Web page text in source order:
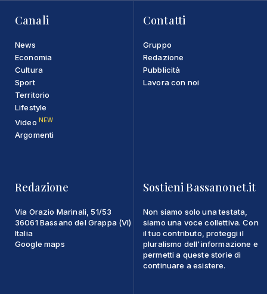
Canali
News
Economia
Cultura
Sport
Territorio
Lifestyle
Video NEW
Argomenti
Contatti
Gruppo
Redazione
Pubblicità
Lavora con noi
Redazione
Via Orazio Marinali, 51/53
36061 Bassano del Grappa (VI)
Italia
Google maps
Sostieni Bassanonet.it
Non siamo solo una testata,
siamo una voce collettiva. Con
il tuo contributo, proteggi il
pluralismo dell'informazione e
permetti a queste storie di
continuare a esistere.